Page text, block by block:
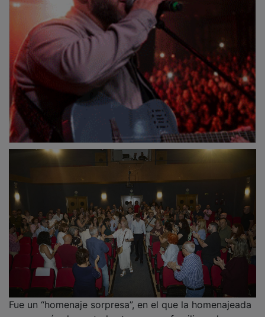
Fue un “homenaje sorpresa”, en el que la homenajeada
no conocía el evento hasta que sus familiares la